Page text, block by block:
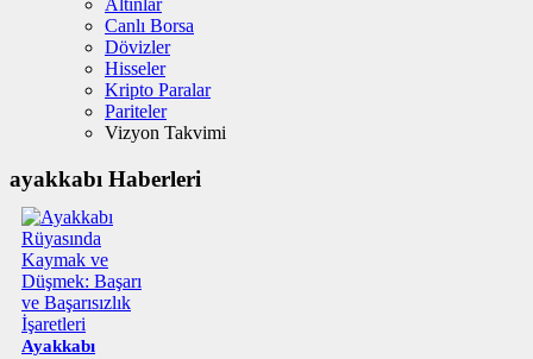
Altınlar
Canlı Borsa
Dövizler
Hisseler
Kripto Paralar
Pariteler
Vizyon Takvimi
ayakkabı Haberleri
Ayakkabı